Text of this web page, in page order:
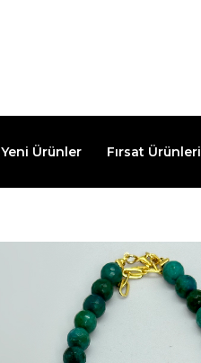
Yeni Ürünler Fırsat Ürünleri